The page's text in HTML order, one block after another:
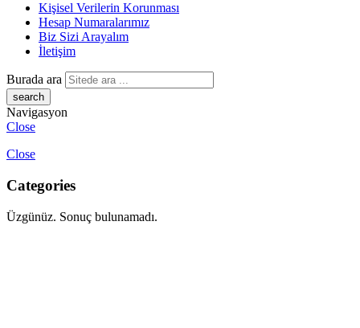
Kişisel Verilerin Korunması
Hesap Numaralarımız
Biz Sizi Arayalım
İletişim
Burada ara
Navigasyon
Close
Close
Categories
Üzgünüz. Sonuç bulunamadı.